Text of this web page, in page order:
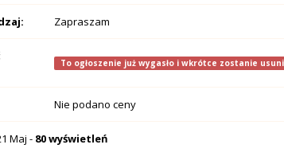
Zapraszam
To ogłoszenie już wygasło i wkrótce zostanie
Nie podano ceny
Maj - 80 wyświetleń